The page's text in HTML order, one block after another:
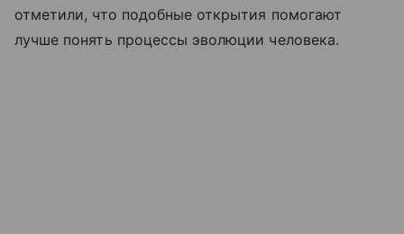
отметили, что подобные открытия помогают
лучше понять процессы эволюции человека.